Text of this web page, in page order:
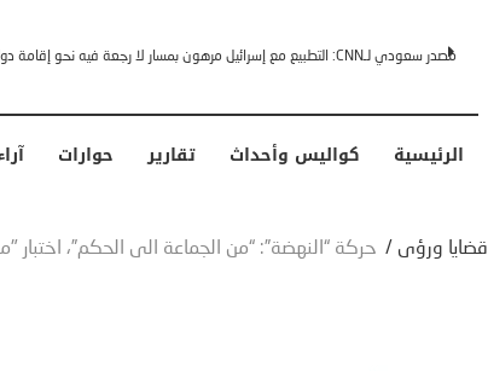
البابا: “لا أخشى ترامب” .. ردا على انتقادات وجهها له الرئيس الأمريكي
الرئيسية كواليس وأحداث تقارير حوارات
قضايا ورؤى / حركة “النهضة”: “من الجماعة الى الحكم”، اختبار